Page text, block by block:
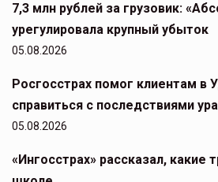
7,3 млн рублей за грузовик:
урегулировала крупный убыток
05.08.2026
Росгосстрах помог клиентам в
справиться с последствиями
05.08.2026
«Ингосстрах» рассказал,